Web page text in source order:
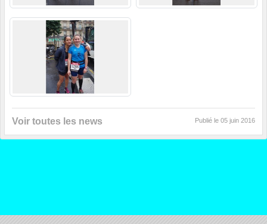
Voir toutes les news Publié le 05 juin 2016